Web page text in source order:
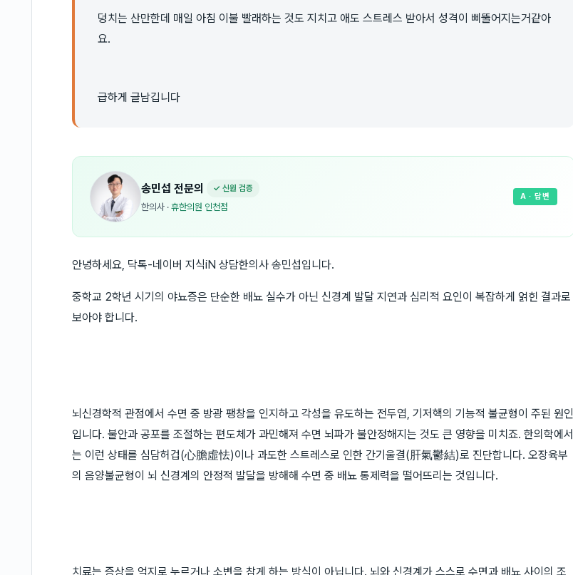
덩치는 산만한데 매일 아침 이불 빨래하는 것도 지치고 애도 스트레스 받아서 성격이 삐뚤어지는거같아
요.
급하게 글남깁니다
송민섭 전문의 ✓ 신원 검증
한의사 · 휴한의원 인천점
A · 답변
안녕하세요, 닥톡-네이버 지식iN 상담한의사 송민섭입니다.
중학교 2학년 시기의 야뇨증은 단순한 배뇨 실수가 아닌 신경계 발달 지연과 심리적 요인이 복잡하게 얽힌 결과로
보아야 합니다.
뇌신경학적 관점에서 수면 중 방광 팽창을 인지하고 각성을 유도하는 전두엽, 기저핵의 기능적 불균형이 주된 원인
입니다. 불안과 공포를 조절하는 편도체가 과민해져 수면 뇌파가 불안정해지는 것도 큰 영향을 미치죠. 한의학에서
는 이런 상태를 심담허겁(心膽虛怯)이나 과도한 스트레스로 인한 간기울결(肝氣鬱結)로 진단합니다. 오장육부
의 음양불균형이 뇌 신경계의 안정적 발달을 방해해 수면 중 배뇨 통제력을 떨어뜨리는 것입니다.
치료는 증상을 억지로 누르거나 소변을 참게 하는 방식이 아닙니다. 뇌와 신경계가 스스로 수면과 배뇨 사이의 조